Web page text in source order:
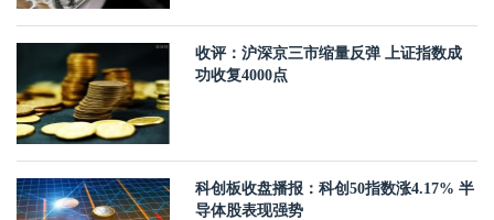
收评：沪深京三市缩量反弹 上证指数成
功收复4000点
科创板收盘播报：科创50指数涨4.17% 半
导体股表现强势